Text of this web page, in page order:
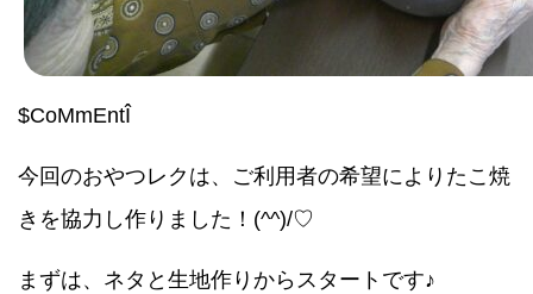
$CoMmEntÎ
今回のおやつレクは、ご利用者の希望によりたこ焼
きを協力し作りました！(^^)/♡
まずは、ネタと生地作りからスタートです♪